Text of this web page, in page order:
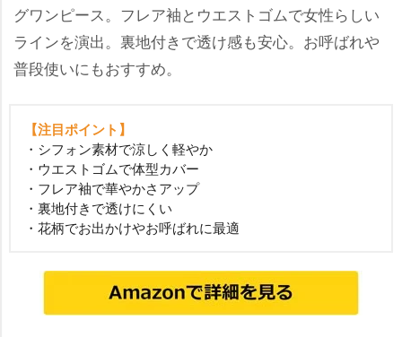
グワンピース。フレア袖とウエストゴムで女性らしい
ラインを演出。裏地付きで透け感も安心。お呼ばれ
普段使いにもおすすめ。
【注目ポイント】
・シフォン素材で涼しく軽やか
・ウエストゴムで体型カバー
・フレア袖で華やかさアップ
・裏地付きで透けにくい
・花柄でお出かけやお呼ばれに最適